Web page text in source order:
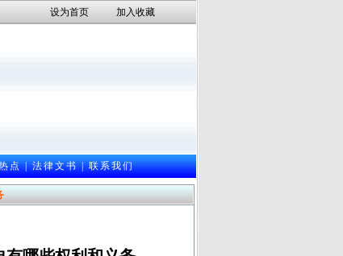
设为首页 加入收藏
点|法律文书|联系我们